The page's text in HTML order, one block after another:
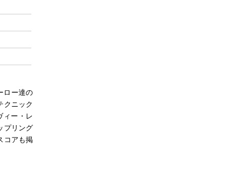
ロー達の
クニック
ィー・レ
プリング
コアも掲